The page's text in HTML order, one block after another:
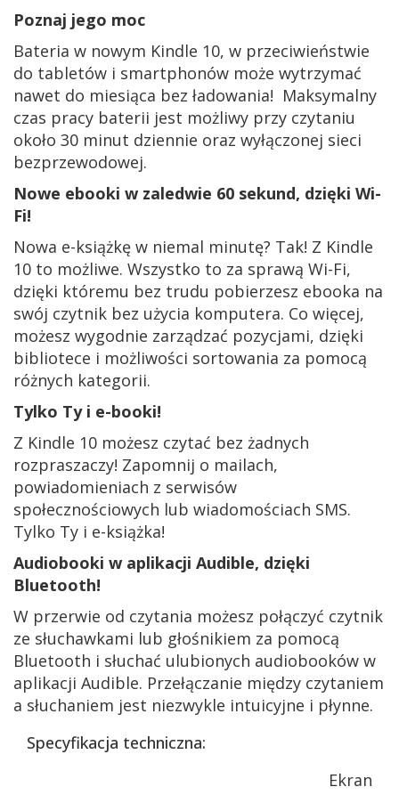
Poznaj jego moc
Bateria w nowym Kindle 10, w przeciwieństwie
do tabletów i smartphonów może wytrzymać
nawet do miesiąca bez ładowania! Maksymalny
czas pracy baterii jest możliwy przy czytaniu
około 30 minut dziennie oraz wyłączonej sieci
bezprzewodowej.
Nowe ebooki w zaledwie 60 sekund, dzięki Wi-
Fi!
Nowa e-książkę w niemal minutę? Tak! Z Kindle
10 to możliwe. Wszystko to za sprawą Wi-Fi,
dzięki któremu bez trudu pobierzesz ebooka na
swój czytnik bez użycia komputera. Co więcej,
możesz wygodnie zarządzać pozycjami, dzięki
bibliotece i możliwości sortowania za pomocą
różnych kategorii.
Tylko Ty i e-booki!
Z Kindle 10 możesz czytać bez żadnych
rozpraszaczy! Zapomnij o mailach,
powiadomieniach z serwisów
społecznościowych lub wiadomościach SMS.
Tylko Ty i e-książka!
Audiobooki w aplikacji Audible, dzięki
Bluetooth!
W przerwie od czytania możesz połączyć czytnik
ze słuchawkami lub głośnikiem za pomocą
Bluetooth i słuchać ulubionych audiobooków w
aplikacji Audible. Przełączanie między czytaniem
a słuchaniem jest niezwykle intuicyjne i płynne.
Specyfikacja techniczna:
Ekran